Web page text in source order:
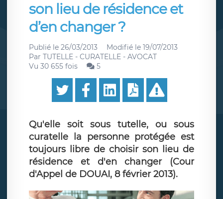
son lieu de résidence et
d’en changer ?
Publié le 26/03/2013 Modifié le 19/07/2013
Par TUTELLE - CURATELLE - AVOCAT
Vu 30 655 fois
5
Qu'elle soit sous tutelle, ou sous
curatelle la personne protégée est
toujours libre de choisir son lieu de
résidence et d'en changer (Cour
d'Appel de DOUAI, 8 février 2013).